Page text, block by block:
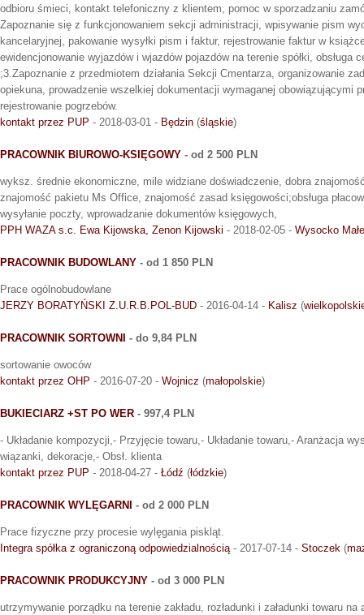
odbioru śmieci, kontakt telefoniczny z klientem, pomoc w sporzadzaniu
Zapoznanie się z funkcjonowaniem sekcji administracji, wpisywanie pism
kancelaryjnej, pakowanie wysyłki pism i faktur, rejestrowanie faktur w
ewidencjonowanie wyjazdów i wjazdów pojazdów na terenie spółki, obsługa
;3.Zapoznanie z przedmiotem działania Sekcji Cmentarza, organizowanie
opiekuna, prowadzenie wszelkiej dokumentacji wymaganej obowiązującymi
rejestrowanie pogrzebów.
kontakt przez PUP - 2018-03-01 - Będzin (śląskie)
PRACOWNIK BIUROWO-KSIĘGOWY - od 2 500 PLN
wyksz. średnie ekonomiczne, mile widziane doświadczenie, dobra
znajomość pakietu Ms Office, znajomość zasad księgowości;obsługa
wysyłanie poczty, wprowadzanie dokumentów księgowych,
PPH WAZA s.c. Ewa Kijowska, Zenon Kijowski - 2018-02-05 - Wysocko Małe
PRACOWNIK BUDOWLANY - od 1 850 PLN
Prace ogólnobudowlane
JERZY BORATYŃSKI Z.U.R.B.POL-BUD - 2016-04-14 - Kalisz (
PRACOWNIK SORTOWNI - do 9,84 PLN
sortowanie owoców
kontakt przez OHP - 2016-07-20 - Wojnicz (małopolskie)
BUKIECIARZ +ST PO WER - 997,4 PLN
- Układanie kompozycji,- Przyjęcie towaru,- Układanie towaru,- Aranżacja
wiązanki, dekoracje,- Obsł. klienta
kontakt przez PUP - 2018-04-27 - Łódź (łódzkie)
PRACOWNIK WYLĘGARNI - od 2 000 PLN
Prace fizyczne przy procesie wylęgania piskląt.
Integra spółka z ograniczoną odpowiedzialnością- 2017-07-14 - Stoczek (
PRACOWNIK PRODUKCYJNY - od 3 000 PLN
utrzymywanie porządku na terenie zakładu, rozładunki i załadunki towaru na